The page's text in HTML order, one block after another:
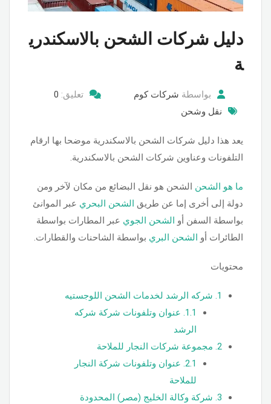
دليل شركات الشحن بالاسكندري
ة
بواسطة شركات كوم تعليق: 0
نقل وشحن
يعد هذا دليل شركات الشحن بالاسكندرية موضحا بها ارقام
التلفونات وعناوين شركات الشحن بالاسكندرية.
ما هو الشحن الشحن هو نقل البضائع من مكان لآخر ومن
دولة إلى أخرى إما عن طريق الشحن البحري عبر الموانئ
بواسطة السفن أو الشحن الجوي عبر المطارات بواسطة
الطائرات أو الشحن البري بواسطة الشاحنات والقطارات.
محتويات
1. شركه الرشد لخدمات الشحن اللوجستيه
1.1. عنوان وتلفونات شركة شركه
الرشد
2. مجموعة شركات النجار للملاحة
2.1. عنوان وتلفونات شركة النجار
للملاحة
3. شركة وكالة الخليج (مصر) المحدودة